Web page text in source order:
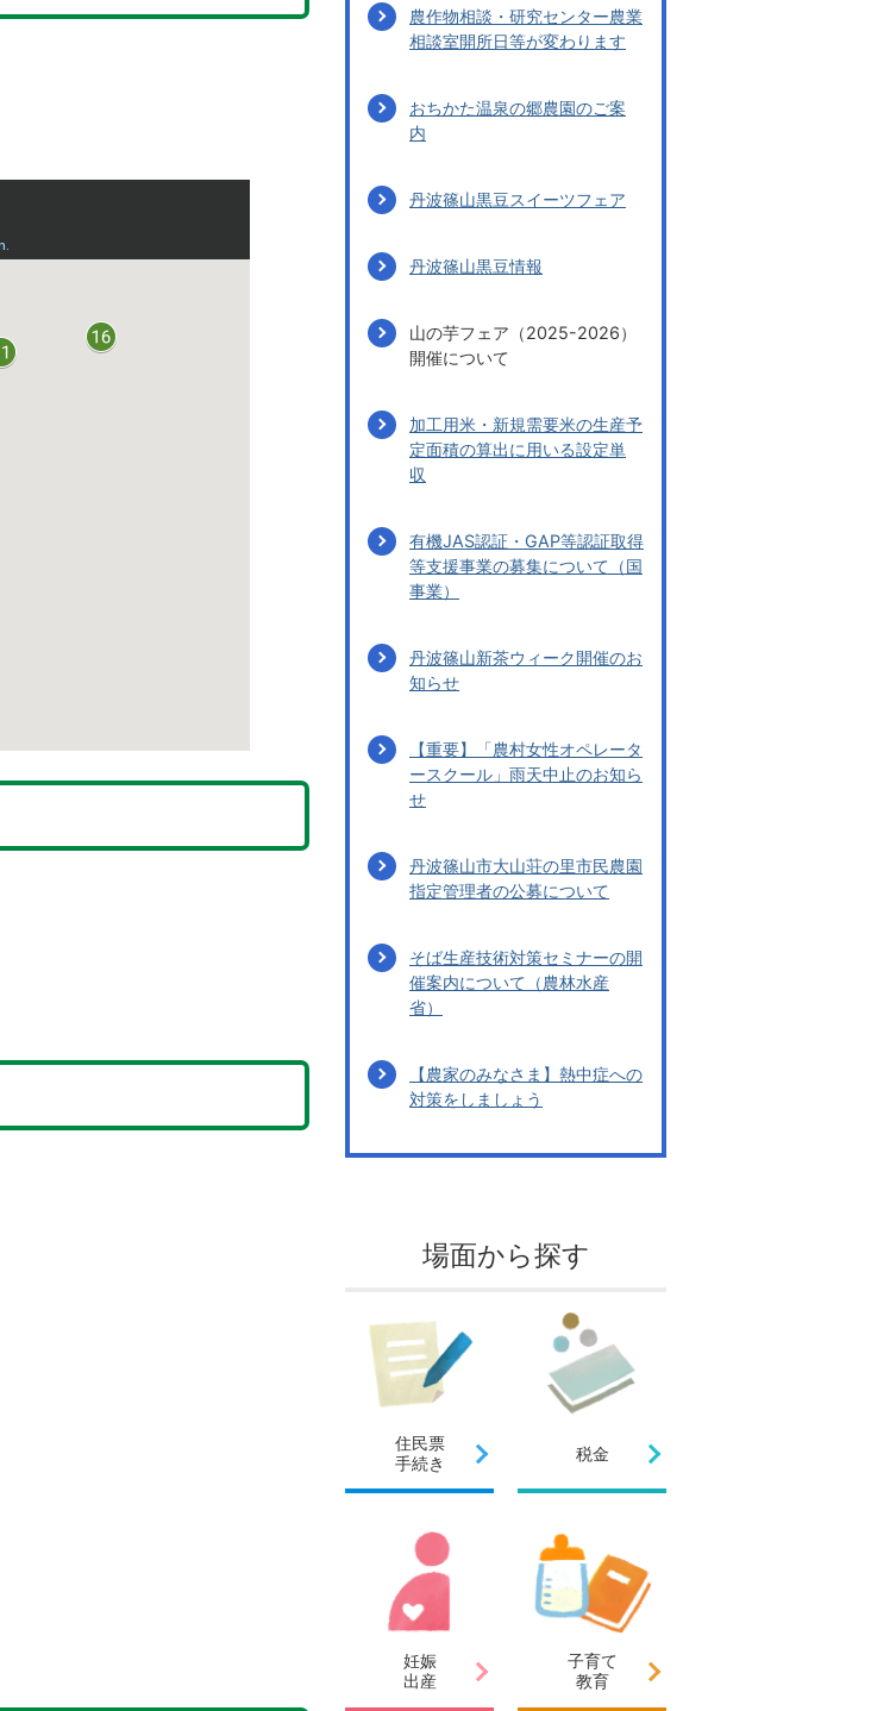
農作物相談・研究センター農業
相談室開所日等が変わります
おちかた温泉の郷農園のご案
内
丹波篠山黒豆スイーツフェア
丹波篠山黒豆情報
山の芋フェア（2025-2026）
開催について
加工用米・新規需要米の生産予
定面積の算出に用いる設定単
収
有機JAS認証・GAP等認証取得
等支援事業の募集について（国
事業）
丹波篠山新茶ウィーク開催のお
知らせ
【重要】「農村女性オペレータ
ースクール」雨天中止のお知ら
せ
丹波篠山市大山荘の里市民農園
指定管理者の公募について
そば生産技術対策セミナーの開
催案内について（農林水産
省）
【農家のみなさま】熱中症への
対策をしましょう
場面から探す
住民票
手続き
税金
妊娠
出産
子育て
教育